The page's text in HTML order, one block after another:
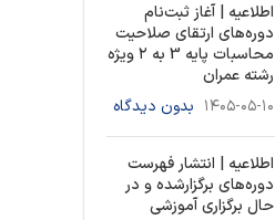
اطلاعیه | آغاز ثبت‌نام
دوره‌های ارتقای صلاحیت
محاسبات پایه 3 به ۲ ویژه
رشته عمران
۱۴۰۵-۰۵-۱۰ بدون دیدگاه
اطلاعیه | انتشار فهرست
دوره‌های برگزارشده و در
حال برگزاری آموزشی